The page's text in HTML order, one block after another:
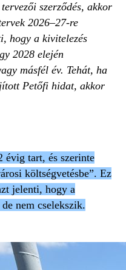
szerződés, akkor
2026–27-re
hogy a kivitelezés
2028 elején
másfél év. Tehát, ha
Petőfi hidat, akkor
évig tart, és szerinte
költségvetésbe”. Ez
jelenti, hogy a
nem cselekszik.